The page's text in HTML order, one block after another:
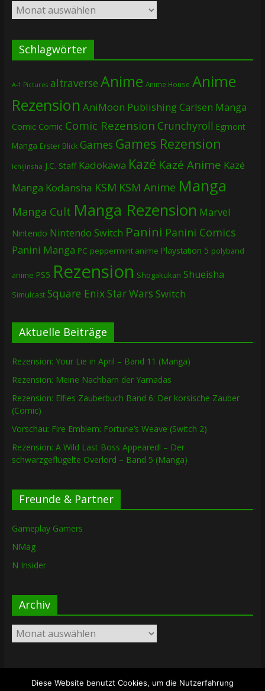
Archiv
Schlagwörter
A-1 Pictures altraverse Anime Anime House Anime
Rezension AniMoon PublishingCarlsen Manga
Comic Comic Comic Rezension Crunchyroll Egmont
Manga Erster Blick Games Games Rezension
Ichijinsha J.C. Staff Kadokawa Kazé Kazé Anime Kazé
Manga Kodansha KSM KSM Anime Manga
Manga Cult Manga Rezension Marvel
Nintendo Nintendo Switch Panini Panini Comics
Panini Manga PC peppermint anime Playstation 5 polyband
anime PS5 Rezension Shogakukan Shueisha
Simulcast Square EnixStar Wars Switch
Aktuelle Beiträge
Rezension: Your Lie in April – Band 11 (Manga)
Rezension: Meine Nachbarn der Yamadas
Rezension: Elfies Zauberbuch Band 6: Der korsische Zauber
(Comic)
Vorschau: Fire Emblem: Fortune’s Weave (Switch 2)
Rezension: A Wild Last Boss Appeared! – Der
schwarzgeflügelte Overlord – Band 5 (Manga)
Freunde & Partner
Gameplay Gamers
NMag
N Insider
Archiv
Archiv
Diese Website benutzt Cookies, um die Nutzerfahrung